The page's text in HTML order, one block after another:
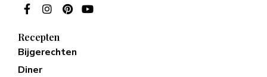
Recepten
Bijgerechten
Diner